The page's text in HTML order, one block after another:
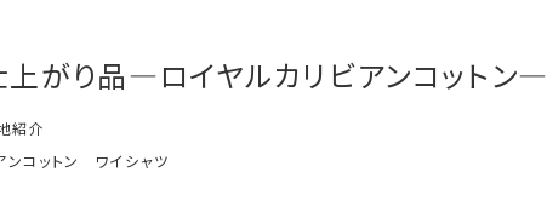
がり品―ロイヤルカリビアンコットン―
紹介
コットン
ワイシャツ